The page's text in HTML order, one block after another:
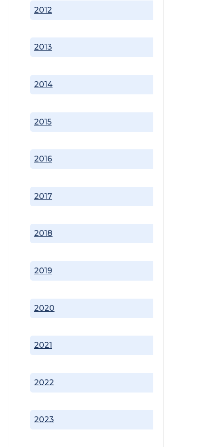
2012
2013
2014
2015
2016
2017
2018
2019
2020
2021
2022
2023